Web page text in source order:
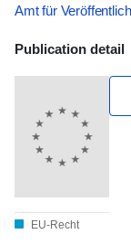
Amt für
Publication
Publication detail
EU-Recht